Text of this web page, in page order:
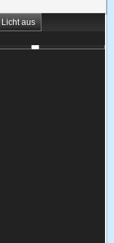
Licht aus